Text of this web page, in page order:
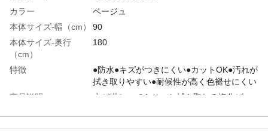
カラー
ベージュ
本体サイズ-幅（cm）
90
本体サイズ-奥行
（cm）
180
特徴
●防水●キズがつきにくい●カットOK●汚れが
拭き取りやすい●耐候性が高く色褪せにくい
商品説明
水が掛かってもサッと拭き取れる塩化ビニ